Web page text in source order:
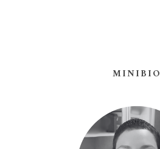
MINIBIO